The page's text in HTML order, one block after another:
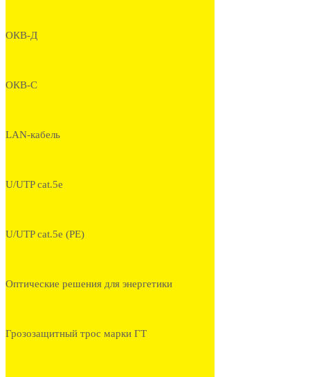
ОКВ-Д
ОКВ-С
LAN-кабель
U/UTP cat.5e
U/UTP cat.5e (PE)
Оптические решения для энергетики
Грозозащитный трос марки ГТ